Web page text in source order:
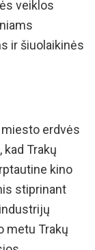
veiklos
ir šiuolaikinės
erdvės
Trakų
kino
stiprinant
metu Trakų